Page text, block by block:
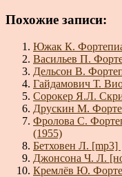
Похожие записи:
Южак К.
Васильев П.
Дельсон В.
Гайдамович Т.
Сорокер Я.Л.
Друскин М.
Фролова С.
(1955)
Бетховен Л. [mp3]
Джонсона Ч. Л.
Кремлёв Ю.